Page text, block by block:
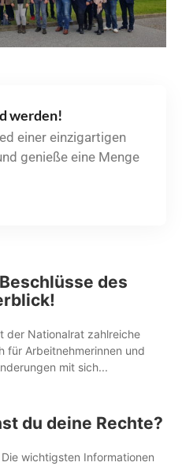
werden!
einer einzigartigen
genieße eine Menge
des
der Nationalrat zahlreiche
für Arbeitnehmerinnen und
mit sich...
du deine Rechte?
wichtigsten Informationen